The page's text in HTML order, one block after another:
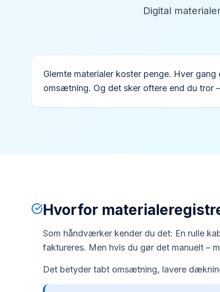
Digital
Glemte materialer koster penge. Hver
omsætning. Og det sker oftere end du tror
Hvorfor
Som håndværker kender du det: En rulle
faktureres. Men hvis du gør det manuelt –
Det betyder tabt omsætning, lavere